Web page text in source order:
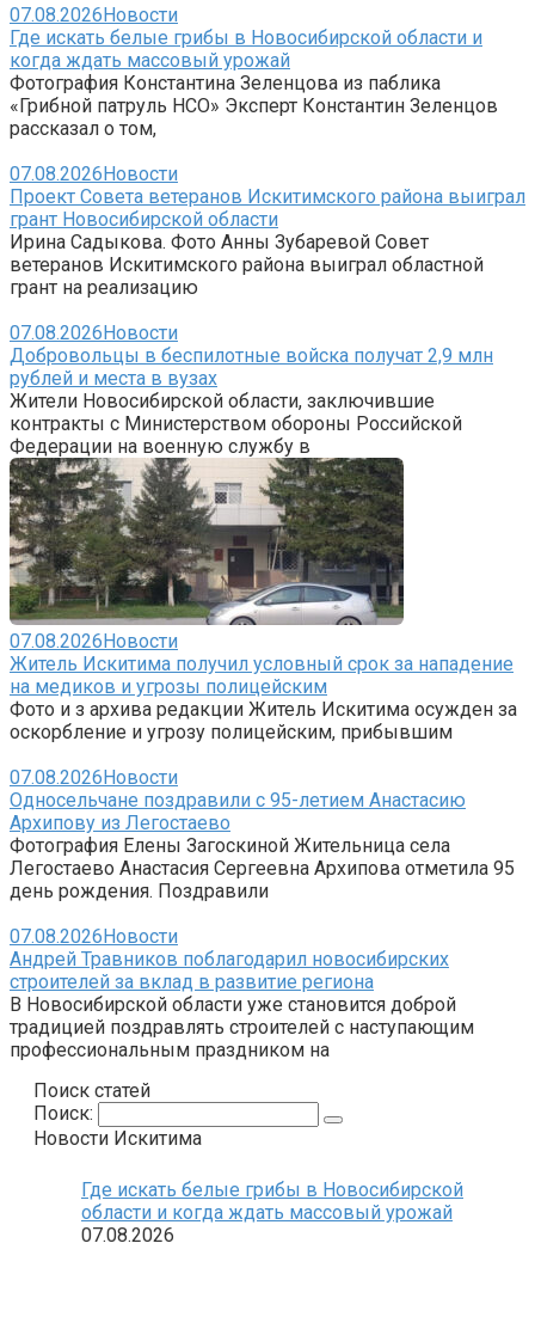
07.08.2026Новости
Где искать белые грибы в Новосибирской области и
когда ждать массовый урожай
Фотография Константина Зеленцова из паблика
«Грибной патруль НСО» Эксперт Константин Зеленцов
рассказал о том,
07.08.2026Новости
Проект Совета ветеранов Искитимского района выиграл
грант Новосибирской области
Ирина Садыкова. Фото Анны Зубаревой Совет
ветеранов Искитимского района выиграл областной
грант на реализацию
07.08.2026Новости
Добровольцы в беспилотные войска получат 2,9 млн
рублей и места в вузах
Жители Новосибирской области, заключившие
контракты с Министерством обороны Российской
Федерации на военную службу в
07.08.2026Новости
Житель Искитима получил условный срок за нападение
на медиков и угрозы полицейским
Фото и з архива редакции Житель Искитима осужден за
оскорбление и угрозу полицейским, прибывшим
07.08.2026Новости
Односельчане поздравили с 95-летием Анастасию
Архипову из Легостаево
Фотография Елены Загоскиной Жительница села
Легостаево Анастасия Сергеевна Архипова отметила 95
день рождения. Поздравили
07.08.2026Новости
Андрей Травников поблагодарил новосибирских
строителей за вклад в развитие региона
В Новосибирской области уже становится доброй
традицией поздравлять строителей с наступающим
профессиональным праздником на
Поиск статей
Поиск:
Новости Искитима
Где искать белые грибы в Новосибирской
области и когда ждать массовый урожай
07.08.2026